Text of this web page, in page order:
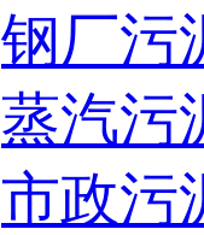
钢厂污
蒸汽污
市政污